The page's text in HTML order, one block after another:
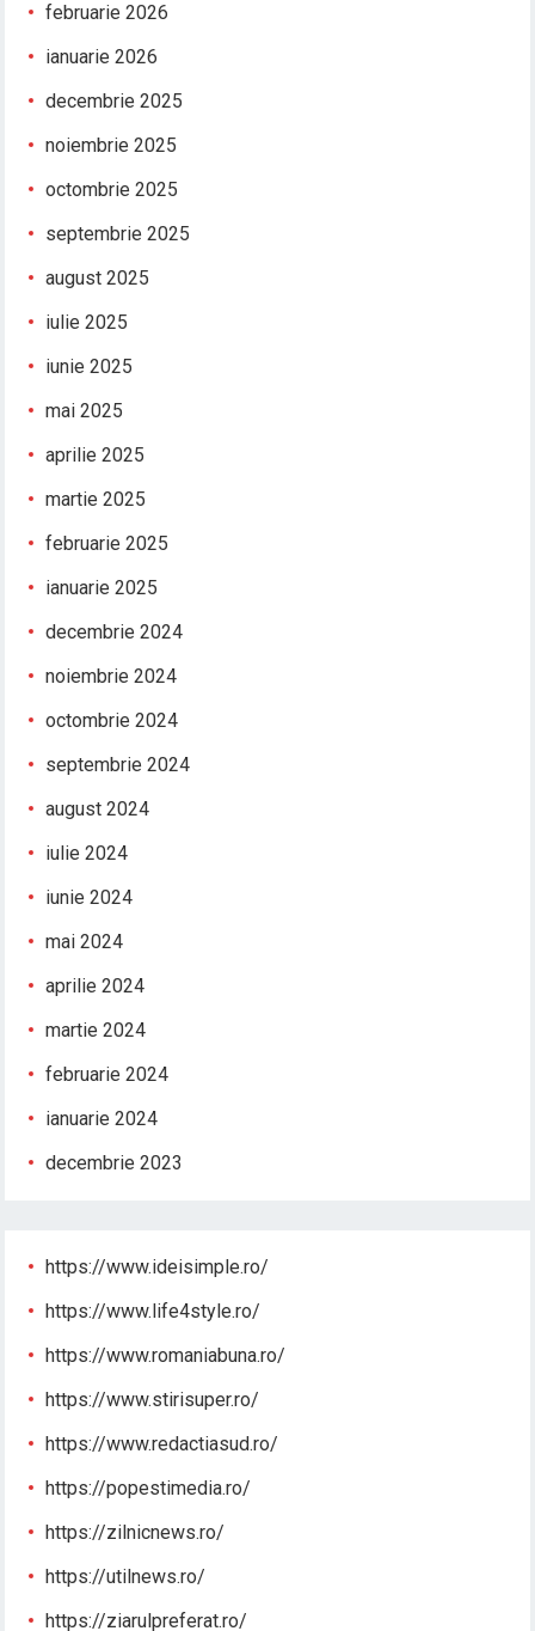
februarie 2026
ianuarie 2026
decembrie 2025
noiembrie 2025
octombrie 2025
septembrie 2025
august 2025
iulie 2025
iunie 2025
mai 2025
aprilie 2025
martie 2025
februarie 2025
ianuarie 2025
decembrie 2024
noiembrie 2024
octombrie 2024
septembrie 2024
august 2024
iulie 2024
iunie 2024
mai 2024
aprilie 2024
martie 2024
februarie 2024
ianuarie 2024
decembrie 2023
https://www.ideisimple.ro/
https://www.life4style.ro/
https://www.romaniabuna.ro/
https://www.stirisuper.ro/
https://www.redactiasud.ro/
https://popestimedia.ro/
https://zilnicnews.ro/
https://utilnews.ro/
https://ziarulpreferat.ro/